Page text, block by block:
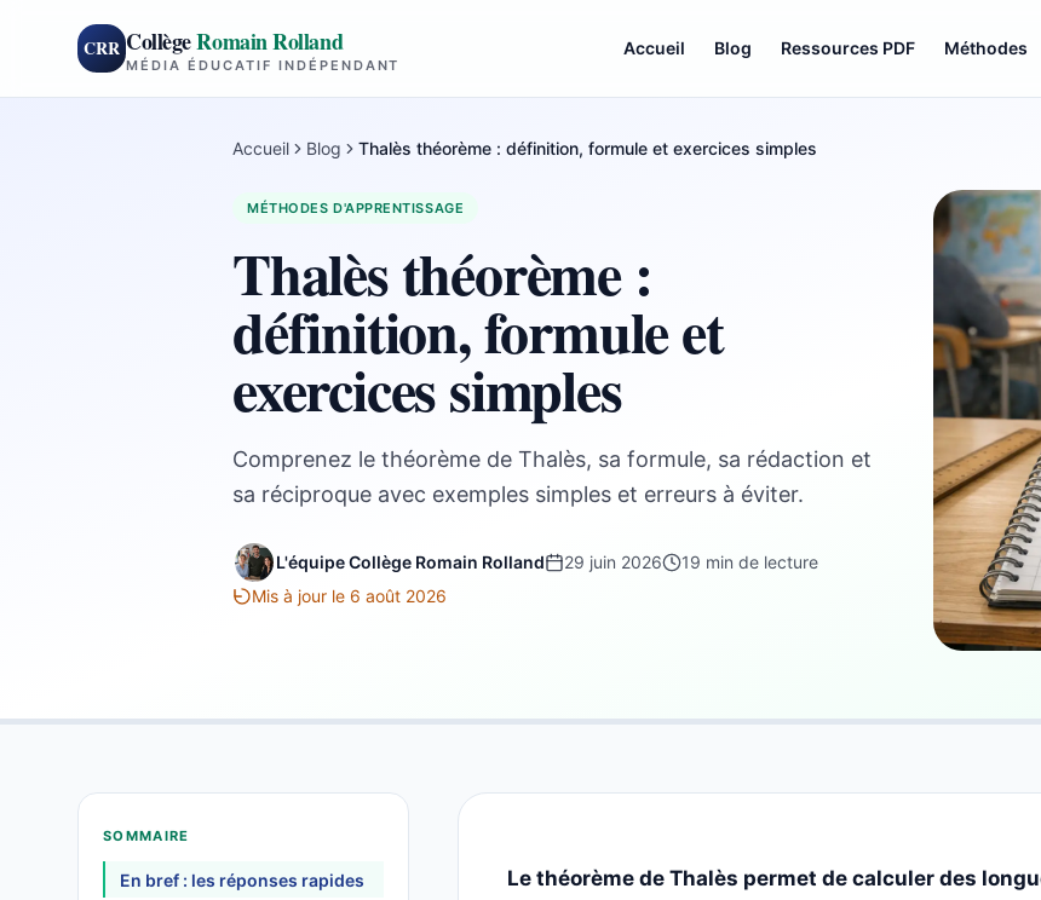
CRR CollègeRomain Rolland
MÉDIA ÉDUCATIF INDÉPENDANT
Accueil Blog Ressources PDF Méthodes
Accueil Blog Thalès théorème : définition, formule et exercices simples
MÉTHODES D'APPRENTISSAGE
Thalès théorème :
définition, formule et
exercices simples
Comprenez le théorème de Thalès, sa formule, sa rédaction et
sa réciproque avec exemples simples et erreurs à éviter.
L'équipe Collège Romain Rolland 29 juin 2026
19 min de lecture
Mis à jour le 6 août 2026
SOMMAIRE
En bref : les réponses rapides
Le théorème de Thalès permet de calculer des